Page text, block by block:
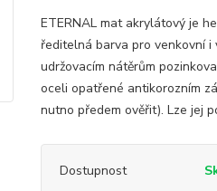
ETERNAL mat akrylátový je
ředitelná barva pro venkovní i
udržovacím nátěrům
oceli opatřené antikorozním
nutno předem ověřit). Lze jej
Dostupnost